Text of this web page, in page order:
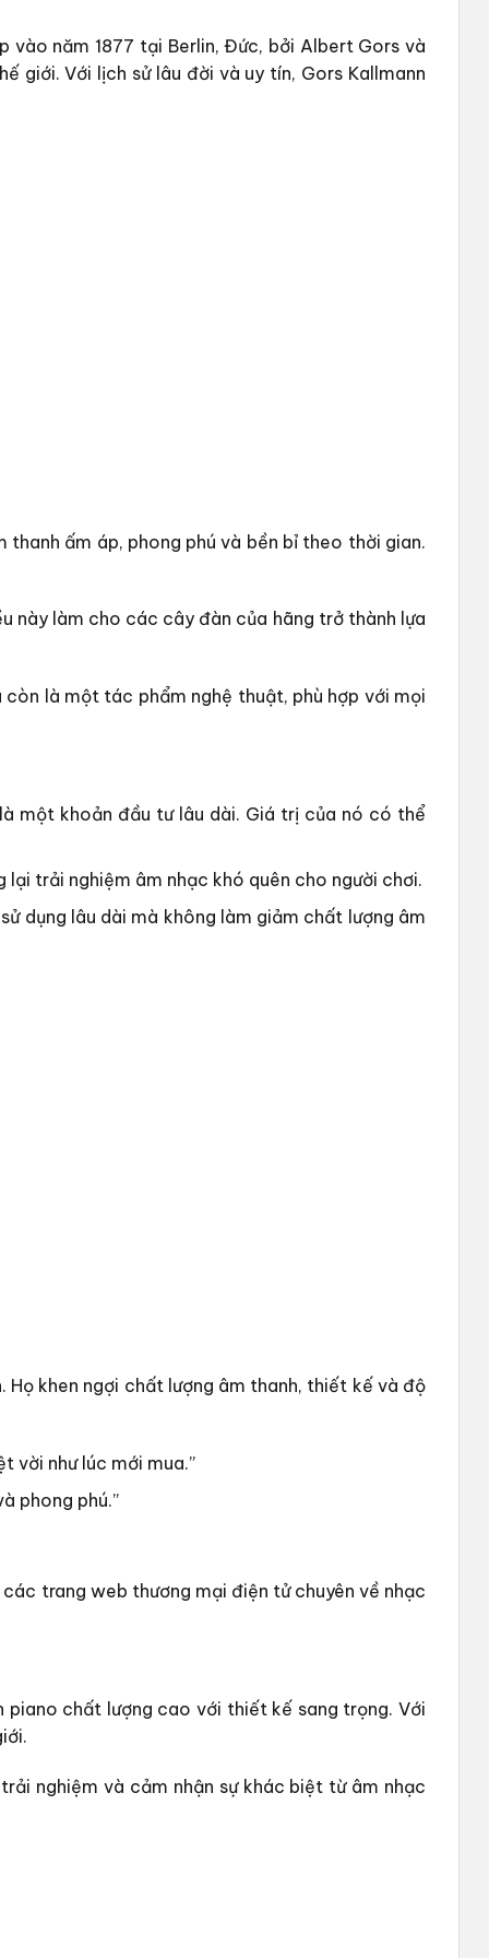
vào năm 1877 tại Berlin, Đức, bởi Albert Gors và
giới. Với lịch sử lâu đời và uy tín, Gors Kallmann
ấm áp, phong phú và bền bỉ theo thời gian.
này làm cho các cây đàn của hãng trở thành lựa
là một tác phẩm nghệ thuật, phù hợp với mọi
một khoản đầu tư lâu dài. Giá trị của nó có thể
trải nghiệm âm nhạc khó quên cho người chơi.
dụng lâu dài mà không làm giảm chất lượng âm
Họ khen ngợi chất lượng âm thanh, thiết kế và độ
vời như lúc mới mua.”
phong phú.”
trang web thương mại điện tử chuyên về nhạc
piano chất lượng cao với thiết kế sang trọng. Với
nghiệm và cảm nhận sự khác biệt từ âm nhạc